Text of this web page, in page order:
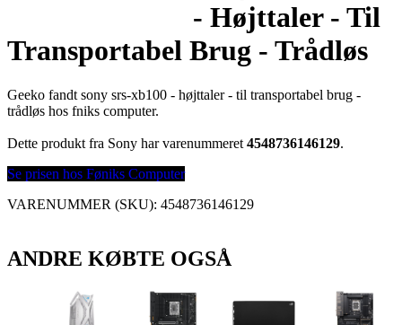
- Højttaler - Til
Transportabel Brug - Trådløs
Geeko fandt sony srs-xb100 - højttaler - til transportabel brug -
trådløs hos fniks computer.
Dette produkt fra Sony har varenummeret 4548736146129.
Se prisen hos Føniks Computer
VARENUMMER (SKU): 4548736146129
ANDRE KØBTE OGSÅ